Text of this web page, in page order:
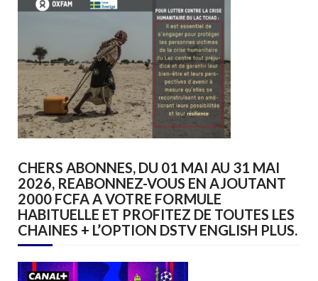
CHERS ABONNES, DU 01 MAI AU 31 MAI
2026, REABONNEZ-VOUS EN AJOUTANT
2000 FCFA A VOTRE FORMULE
HABITUELLE ET PROFITEZ DE TOUTES LES
CHAINES + L’OPTION DSTV ENGLISH PLUS.